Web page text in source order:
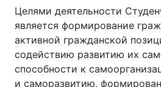
Целями деятельности
является формирование
активной гражданской
содействию развитию их
способности к
и саморазвитию,